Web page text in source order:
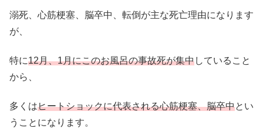
溺死、心筋梗塞、脳卒中、転倒が主な死亡理由になります
が、
特に12月、1月にこのお風呂の事故死が集中していること
から、
多くはヒートショックに代表される心筋梗塞、脳卒中とい
うことになります。